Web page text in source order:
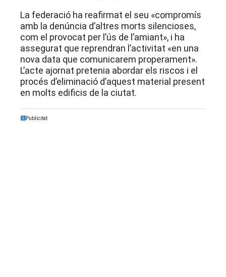
La federació ha reafirmat el seu «compromís
amb la denúncia d’altres morts silencioses,
com el provocat per l’ús de l’amiant», i ha
assegurat que reprendran l’activitat «en una
nova data que comunicarem properament».
L’acte ajornat pretenia abordar els riscos i el
procés d’eliminació d’aquest material present
en molts edificis de la ciutat.
Publicitat